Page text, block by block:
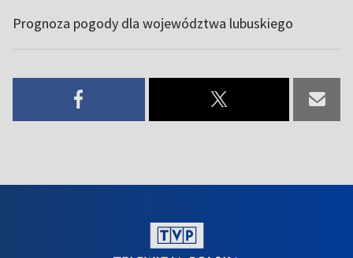
Prognoza pogody dla województwa lubuskiego